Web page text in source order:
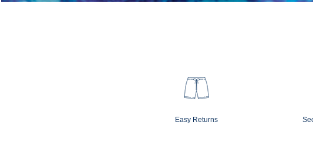
Easy Returns